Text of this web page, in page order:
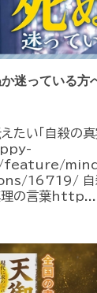
迷っている方
たい「自殺の真
feature/
16719/ 自殺
理の言葉http...